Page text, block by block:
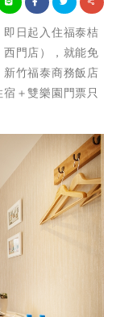
日起入住福泰桔
門店），就能免
竹福泰商務飯店
＋雙樂園門票只